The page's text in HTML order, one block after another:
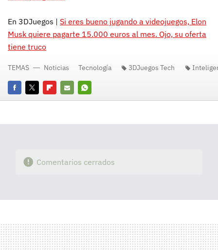
En 3DJuegos | Si eres bueno jugando a videojuegos, Elon
Musk quiere pagarte 15.000 euros al mes. Ojo, su oferta
tiene truco
FacebookTwitterFlipboard
E-
Whatsapp
TEMAS Noticias Tecnología 3DJuegos Tech
Comentarios cerrados